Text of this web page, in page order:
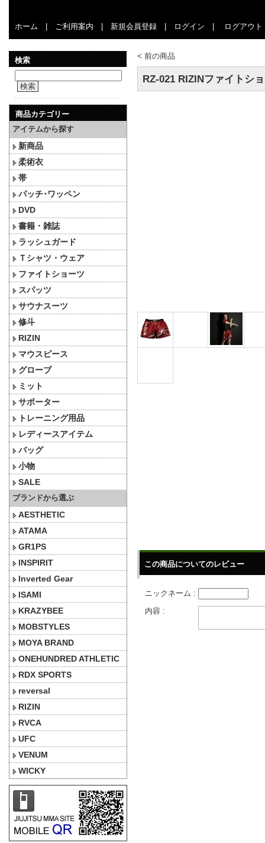
ホーム ご利用案内 新規会員登録 ログイン ログアウト
検索
検索
商品カテゴリー
アイテムから探す
新商品
柔術衣
帯
パッチ･ワッペン
DVD
書籍・雑誌
ラッシュガード
Ｔシャツ・ウェア
ファイトショーツ
スパッツ
サウナスーツ
修斗
RIZIN
マウスピース
グローブ
ミット
サポーター
トレーニング用品
レディースアイテム
バッグ
小物
SALE
ブランドから選ぶ
AESTHETIC
ATAMA
GR1PS
INSPIRIT
Inverted Gear
ISAMI
KRAZYBEE
MOBSTYLES
MOYA BRAND
ONEHUNDRED ATHLETIC
RDX SPORTS
reversal
RIZIN
RVCA
UFC
VENUM
WICKY
< 前の商品
RZ-021 RIZINファイトシ
この商品についてのレビュー
ニックネーム :
内容 :